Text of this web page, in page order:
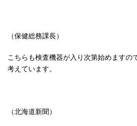
（保健総務課長）
こちらも検査機器が入り次第始めますの
考えています。
（北海道新聞）